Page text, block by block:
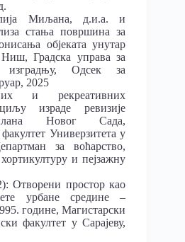
Миљана, д.и.а. и
стања површина за
објеката унутар
Градска управа за
Одсек за
2025
и рекреативних
израде ревизије
Новог Сада,
Универзитета у
за воћарство,
и пејзажну
Отворени простор као
урбане средине –
године, Магистарски
факултет у Сарајеву,